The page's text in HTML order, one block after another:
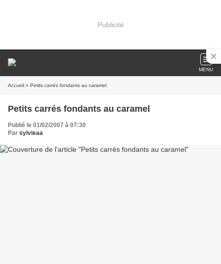
Publicité
MENU
Accueil » Petits carrés fondants au caramel
Petits carrés fondants au caramel
Publié le 01/02/2007 à 07:30
Par sylvieaa